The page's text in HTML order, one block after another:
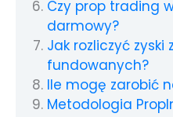
Czy prop trading
darmowy?
Jak rozliczyć zyski
fundowanych?
Ile mogę zarobić
Metodologia